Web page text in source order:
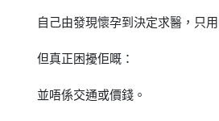
自己由發現懷孕到決定求醫，只用
但真正困擾佢嘅：
並唔係交通或價錢。